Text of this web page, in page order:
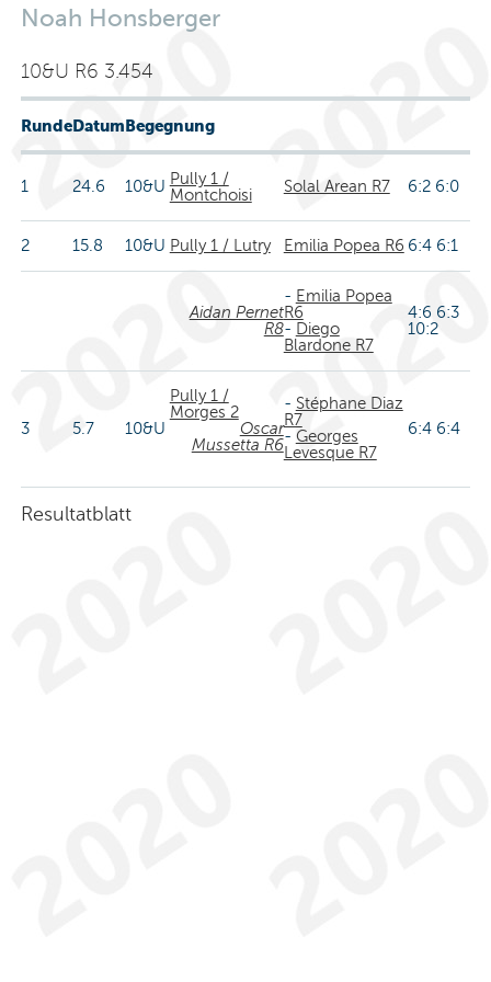
Noah Honsberger
10&U R6 3.454
RundeDatumBegegnung
1 24.6 10&UPully 1 /
Montchoisi
Solal Arean R7 6:2 6:0
2 15.8 10&U Pully 1 / Lutry Emilia Popea R6 6:4 6:1
Aidan Pernet
R8
- Emilia Popea
R6
- Diego
Blardone R7
4:6 6:3
10:2
3 5.7 10&U
Pully 1 /
Morges 2
Oscar
Mussetta R6
- Stéphane Diaz
R7
- Georges
Levesque R7
6:4 6:4
Resultatblatt